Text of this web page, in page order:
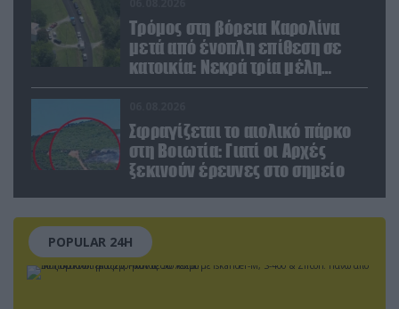
Τρόμος στη βόρεια Καρολίνα
μετά από ένοπλη επίθεση σε
κατοικία: Νεκρά τρία μέλη
οικογένειας – 4 οι τραυματίες
Σφραγίζεται το αιολικό πάρκο
στη Βοιωτία: Γιατί οι Αρχές
ξεκινούν έρευνες στο σημείο
POPULAR 24H